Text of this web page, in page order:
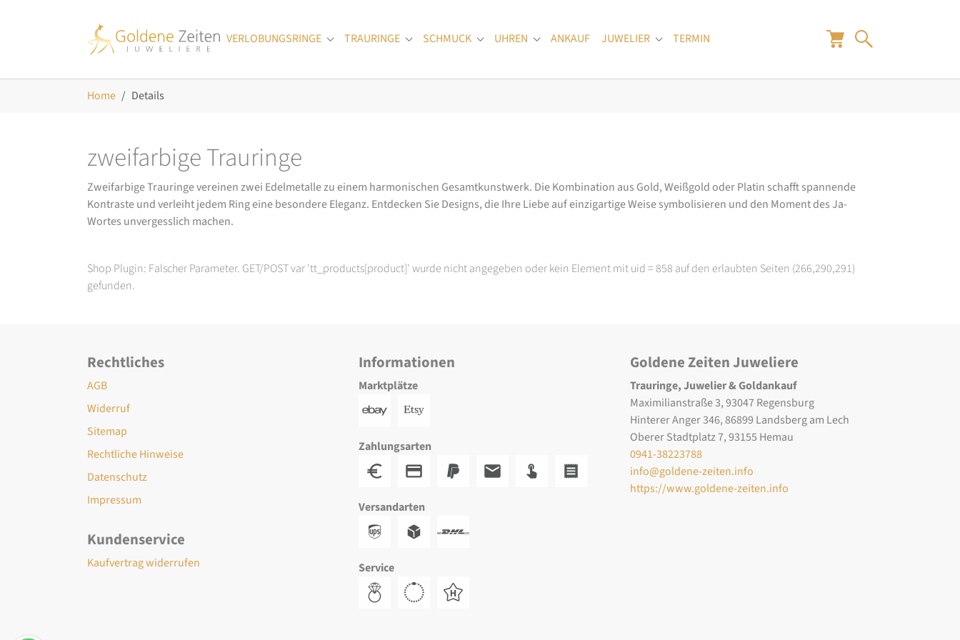
VERLOBUNGSRINGE
Submenu for "Verlobungsringe"
TRAURINGE Submenu for "Trauringe"
SCHMUCK Submenu for "Schmuck"
UHREN Submenu for "Uhren"
ANKAUF JUWELIER Submenu for "Juwelier"
TERMIN
Home Details
zweifarbige Trauringe
Zweifarbige Trauringe vereinen zwei Edelmetalle zu einem harmonischen Gesamtkunstwerk. Die Kombination aus Gold, Weißgold oder Platin schafft spannende
Kontraste und verleiht jedem Ring eine besondere Eleganz. Entdecken Sie Designs, die Ihre Liebe auf einzigartige Weise symbolisieren und den Moment des Ja-
Wortes unvergesslich machen.
Shop Plugin: Falscher Parameter. GET/POST var 'tt_products[product]' wurde nicht angegeben oder kein Element mit uid = 858 auf den erlaubten Seiten (266,290,291)
gefunden.
Rechtliches
AGB
Widerruf
Sitemap
Rechtliche Hinweise
Datenschutz
Impressum
Kundenservice
Kaufvertrag widerrufen
Informationen
Marktplätze
Zahlungsarten
Versandarten
Service
Goldene Zeiten Juweliere
Trauringe, Juwelier & Goldankauf
Maximilianstraße 3, 93047 Regensburg
Hinterer Anger 346, 86899 Landsberg am Lech
Oberer Stadtplatz 7, 93155 Hemau
0941-38223788
info@goldene-zeiten.info
https://www.goldene-zeiten.info